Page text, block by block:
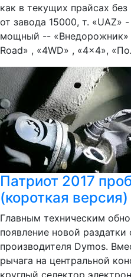
как в текущих прайсах
от завода 15000, т. «UAZ»
мощный -- «Внедорожник»
Road» , «4WD» , «4x4»,
Патриот 2017
(короткая версия)
Главным техническим
появление новой раздатки
производителя Dymos.
рычага на центральной
круглый селектор